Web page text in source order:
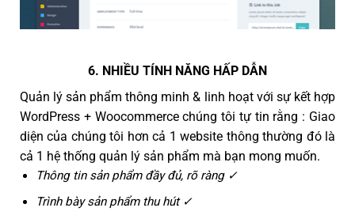
6. NHIỀU TÍNH NĂNG HẤP DẪN
Quản lý sản phẩm thông minh & linh hoạt với sự kết hợp
WordPress + Woocommerce chúng tôi tự tin rằng : Giao
diện của chúng tôi hơn cả 1 website thông thường đó là
cả 1 hệ thống quản lý sản phẩm mà bạn mong muốn.
Thông tin sản phẩm đầy đủ, rõ ràng ✓
Trình bày sản phẩm thu hút ✓